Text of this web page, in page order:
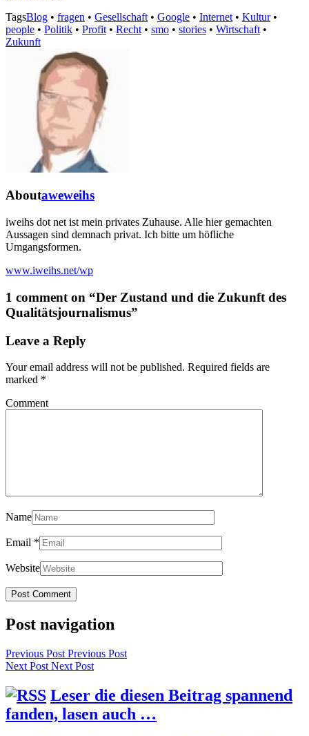
TagsBlog • fragen • Gesellschaft • Google • Internet • Kultur•
people • Politik • Profit • Recht • smo • stories • Wirtschaft •
Zukunft
Aboutaweweihs
iweihs dot net ist mein privates Zuhause. Alle hier gemachten
Aussagen sind demnach privat. Ich bitte um höfliche
Umgangsformen.
www.iweihs.net/wp
1 comment on “Der Zustand und die Zukunft des
Qualitätsjournalismus”
Leave a Reply
Your email address will not be published. Required fields are
marked *
Comment
Name
Email *
Website
Post navigation
Previous Post Previous Post
Next Post Next Post
Leser die diesen Beitrag spannend
fanden, lasen auch …